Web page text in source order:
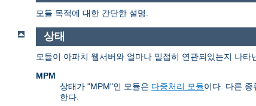
모듈 목적에 대한 간단한 설명.
상태
모듈이 아파치 웹서버와 얼마나 밀접히 연관되있는지 나
MPM
상태가 "MPM"인 모듈은 다중처리 모듈이다. 다른
한다.